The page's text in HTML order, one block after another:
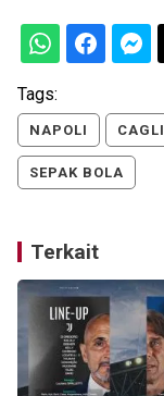
Tags:
NAPOLI
SEPAK BOLA
Terkait